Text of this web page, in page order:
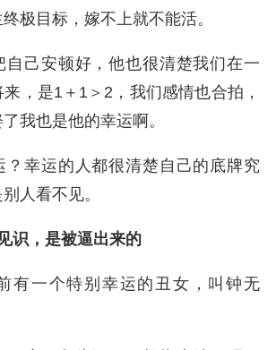
极目标，嫁不上就不能活。
自己安顿好，他也很清楚我们在一
，是1＋1＞2，我们感情也合拍，
我也是他的幸运啊。
？幸运的人都很清楚自己的底牌究
人看不见。
识，是被逼出来的
有一个特别幸运的丑女，叫钟无